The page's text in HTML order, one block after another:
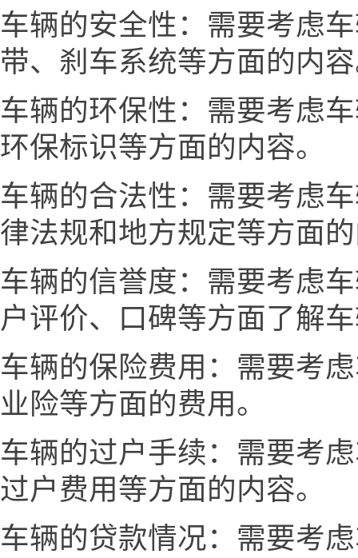
车辆的安全性：需要考虑
带、刹车系统等方面的内
车辆的环保性：需要考虑
环保标识等方面的内容。
车辆的合法性：需要考虑
律法规和地方规定等方面
车辆的信誉度：需要考虑
户评价、口碑等方面了解
车辆的保险费用：需要考
业险等方面的费用。
车辆的过户手续：需要考
过户费用等方面的内容。
车辆的贷款情况：需要考